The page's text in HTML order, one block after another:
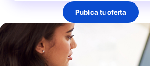
Publica tu oferta